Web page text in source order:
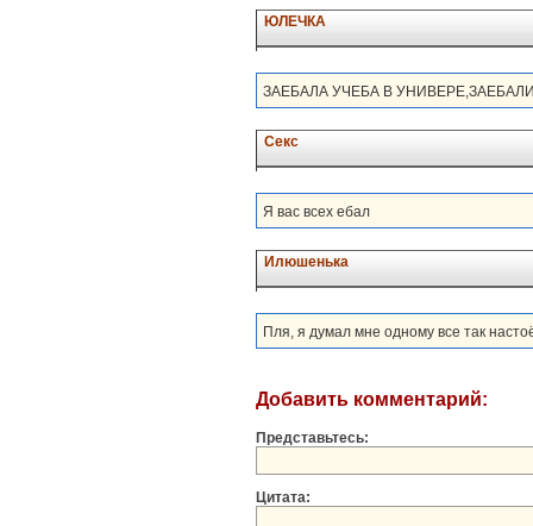
ЮЛЕЧКА
ЗАЕБАЛА УЧЕБА В
Секс
Я вас всех ебал
Илюшенька
Пля, я думал мне одному все так
Добавить комментарий:
Представьтесь:
Цитата: